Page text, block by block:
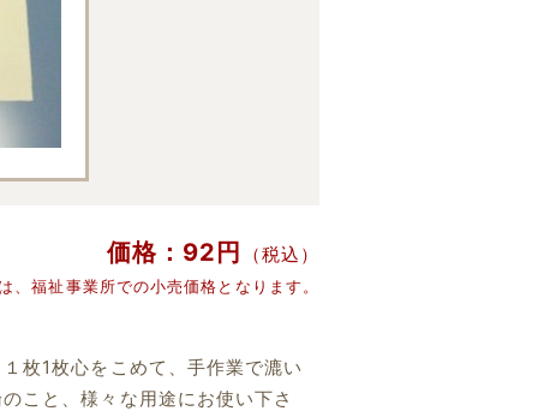
価格：92円 （税込）
、福祉事業所での小売価格となります。
枚1枚心をこめて、手作業で漉い
こと、様々な用途にお使い下さ